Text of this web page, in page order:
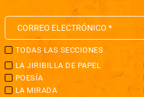
TODAS LAS SECCIONES
LA JIRIBILLA DE PAPEL
POESÍA
LA MIRADA